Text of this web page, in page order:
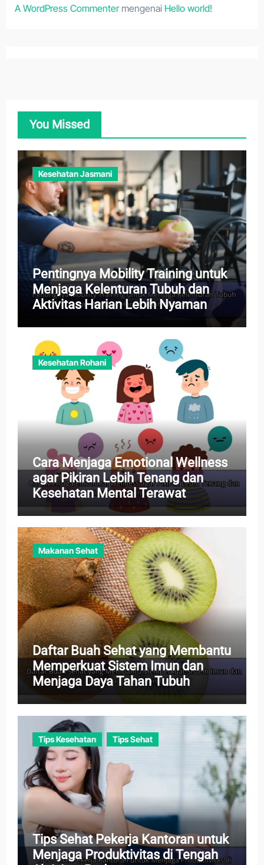
A WordPress Commentermengenai Hello world!
You Missed
Kesehatan Jasmani
Pentingnya Mobility Training untuk
Menjaga Kelenturan Tubuh dan
Aktivitas Harian Lebih Nyaman
Kesehatan Rohani
Cara Menjaga Emotional Wellness
agar Pikiran Lebih Tenang dan
Kesehatan Mental Terawat
Makanan Sehat
Daftar Buah Sehat yang Membantu
Memperkuat Sistem Imun dan
Menjaga Daya Tahan Tubuh
Tips Kesehatan Tips Sehat
Tips Sehat Pekerja Kantoran untuk
Menjaga Produktivitas di Tengah